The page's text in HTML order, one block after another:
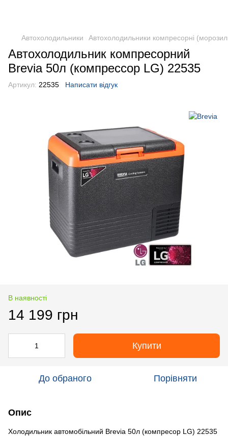
Автохолодильники Автохолодильники компресорні
Автохолодильник компресорний
Brevia 50л (компрессор LG) 22535
Артикул: 22535 Написати відгук
В наявності
14 199 грн
Купити
До обраного Порівняти
Опис
Холодильник автомобільний Brevia 50л (компресор LG) 22535